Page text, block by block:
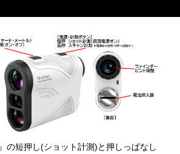
の短押し(ショット計測)と押しっぱなし